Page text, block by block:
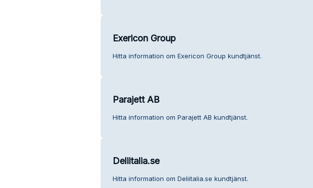
Exericon Group
Hitta information om Exericon Group kundtjänst.
Parajett AB
Hitta information om Parajett AB kundtjänst.
Deliitalia.se
Hitta information om Deliitalia.se kundtjänst.